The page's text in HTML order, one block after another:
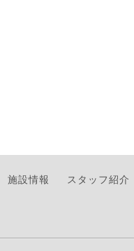
施設情報 スタッフ紹介